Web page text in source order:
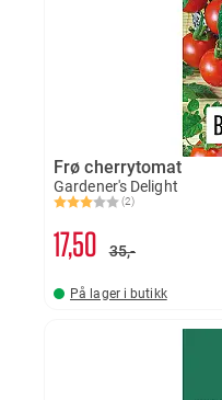
Frø cherrytomat
Gardener's Delight
Karakter:
(2)
3.0 av 5 mulige
1750 35,-
På lager i butikk